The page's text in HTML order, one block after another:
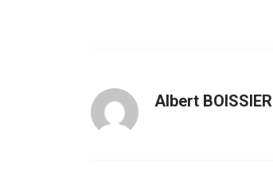
Albert BOISSIER